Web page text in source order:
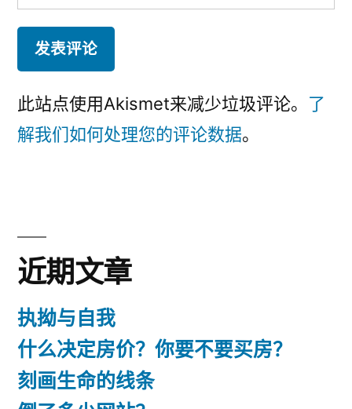
此站点使用Akismet来减少垃圾评论。 了
解我们如何处理您的评论数据。
近期文章
执拗与自我
什么决定房价？你要不要买房？
刻画生命的线条